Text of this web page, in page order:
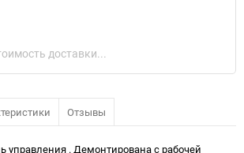
доставки...
Отзывы
управления . Демонтирована с рабочей